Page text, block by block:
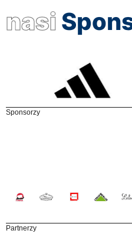
nasi
Sponsorzy
Partnerzy